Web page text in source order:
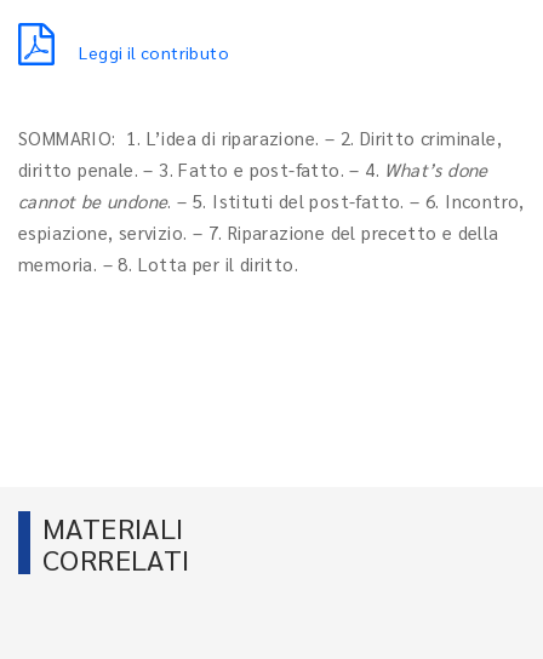
Leggi il contributo
SOMMARIO: 1. L’idea di riparazione. – 2. Diritto criminale,
diritto penale. – 3. Fatto e post-fatto. – 4. What’s done
cannot be undone. – 5. Istituti del post-fatto. – 6. Incontro,
espiazione, servizio. – 7. Riparazione del precetto e della
memoria. – 8. Lotta per il diritto.
MATERIALI
CORRELATI